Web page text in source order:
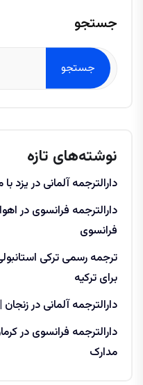
جستجو
جستجو
نوشته‌های تازه
دارالترجمه آلمانی در یزد
دارالترجمه فرانسوی در
فرانسوی
ترجمه رسمی ترکی
برای ترکیه
دارالترجمه آلمانی در
دارالترجمه فرانسوی در
مدارک